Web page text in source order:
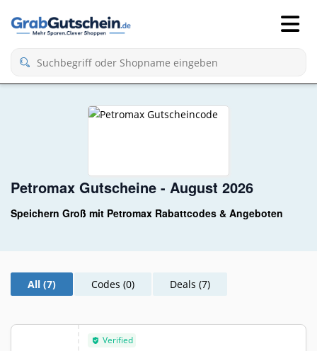
Petromax Gutscheine - August 2026
Speichern Groß mit Petromax Rabattcodes & Angeboten
All (7) Codes (0) Deals (7)
Verified